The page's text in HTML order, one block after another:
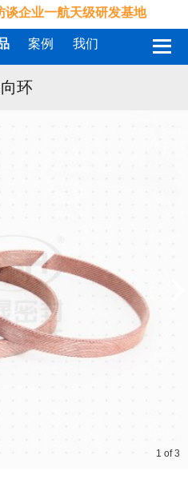
谈企业一航天级研发基地
案例 我们
环
1 of3